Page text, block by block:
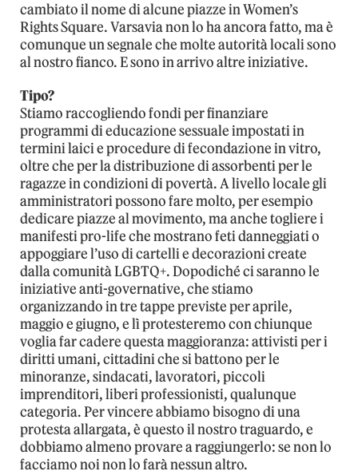
cambiato il nome di alcune piazze in Women’s
Rights Square. Varsavia non lo ha ancora fatto, ma è
comunque un segnale che molte autorità locali sono
al nostro fianco. E sono in arrivo altre iniziative.
Tipo?
Stiamo raccogliendo fondi per finanziare
programmi di educazione sessuale impostati in
termini laici e procedure di fecondazione in vitro,
oltre che per la distribuzione di assorbenti per le
ragazze in condizioni di povertà. A livello locale gli
amministratori possono fare molto, per esempio
dedicare piazze al movimento, ma anche togliere i
manifesti pro-life che mostrano feti danneggiati o
appoggiare l’uso di cartelli e decorazioni create
dalla comunità LGBTQ+. Dopodiché ci saranno le
iniziative anti-governative, che stiamo
organizzando in tre tappe previste per aprile,
maggio e giugno, e lì protesteremo con chiunque
voglia far cadere questa maggioranza: attivisti per i
diritti umani, cittadini che si battono per le
minoranze, sindacati, lavoratori, piccoli
imprenditori, liberi professionisti, qualunque
categoria. Per vincere abbiamo bisogno di una
protesta allargata, è questo il nostro traguardo, e
dobbiamo almeno provare a raggiungerlo: se non lo
facciamo noi non lo farà nessun altro.